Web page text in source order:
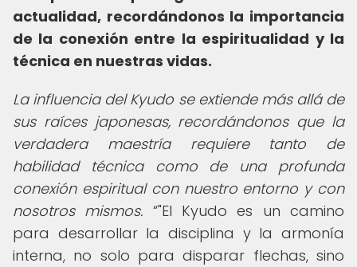
actualidad, recordándonos la importancia
de la conexión entre la espiritualidad y la
técnica en nuestras vidas.
La influencia del Kyudo se extiende más allá de
sus raíces japonesas, recordándonos que la
verdadera maestría requiere tanto de
habilidad técnica como de una profunda
conexión espiritual con nuestro entorno y con
nosotros mismos.
"El Kyudo es un camino
para desarrollar la disciplina y la armonía
interna, no solo para disparar flechas, sino